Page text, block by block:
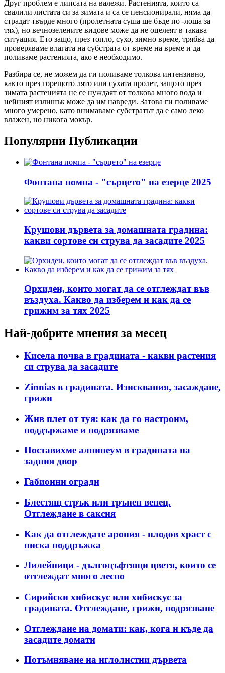
Друг проблем е липсата на валежи. Растенията, които са
свалили листата си за зимата и са се пенсионирали, няма да
страдат твърде много (пролетната суша ще бъде по -лоша за
тях), но вечнозелените видове може да не оцелеят в такава
ситуация. Ето защо, през топло, сухо, зимно време, трябва да
проверяваме влагата на субстрата от време на време и да
поливаме растенията, ако е необходимо.
Разбира се, не можем да ги поливаме толкова интензивно,
както през горещото лято или сухата пролет, защото през
зимата растенията не се нуждаят от толкова много вода и
нейният излишък може да им навреди. Затова ги поливаме
много умерено, като внимаваме субстратът да е само леко
влажен, но никога мокър.
Популярни Публикации
Фонтана помпа - "сърцето" на езерце 2025
Крушови дървета за домашната градина:
какви сортове си струва да засадите 2025
Орхидеи, които могат да се отглеждат във
въздуха. Какво да изберем и как да се
грижим за тях 2025
Най-добрите мнения за месец
Кисела почва в градината - какви растения
си струва да засадите
Zinnias в градината. Изисквания, засаждане,
грижи
Жив плет от туя: ​​как да го настроим,
поддържаме и подрязваме
Поставихме алпинеум в градината на
задния двор
Габионни огради
Блестящ стрък или трънен венец.
Отглеждане в саксия
Как да отглеждате арония - плодов храст с
ниска поддръжка
Лилейници - дългоцъфтящи цветя, които се
отглеждат много лесно
Сирийски хибискус или хибискус за
градината. Отглеждане, грижи, подрязване
Отглеждане на домати: как, кога и къде да
засадите домати
Потъмняване на иглолистни дървета